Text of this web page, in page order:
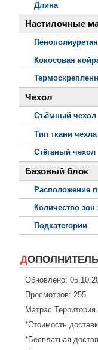
Длина
Настилочные
Кокосовая
Чехол
Съёмный чехол
Тип ткани чехла
Стёганый чехол
Базовый блок
Расположение
Количество зон
Подкатегории
Обновлено:
Просмотров: 255
Матрас
*Стоимость
*Бесплатная